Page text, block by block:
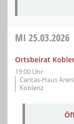
MI 25.03.2026
Ortsbeirat
19:00 Uhr
Caritas-Haus
Koblenz